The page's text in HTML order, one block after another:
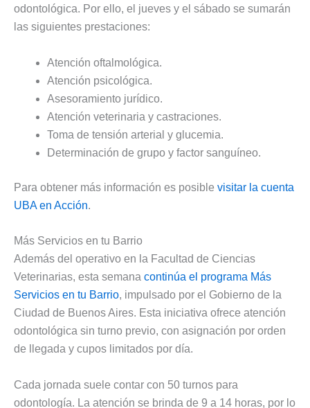
odontológica. Por ello, el jueves y el sábado se sumarán
las siguientes prestaciones:
Atención oftalmológica.
Atención psicológica.
Asesoramiento jurídico.
Atención veterinaria y castraciones.
Toma de tensión arterial y glucemia.
Determinación de grupo y factor sanguíneo.
Para obtener más información es posible visitar la cuenta
UBA en Acción.
Más Servicios en tu Barrio
Además del operativo en la Facultad de Ciencias
Veterinarias, esta semana continúa el programa Más
Servicios en tu Barrio, impulsado por el Gobierno de la
Ciudad de Buenos Aires. Esta iniciativa ofrece atención
odontológica sin turno previo, con asignación por orden
de llegada y cupos limitados por día.
Cada jornada suele contar con 50 turnos para
odontología. La atención se brinda de 9 a 14 horas, por lo